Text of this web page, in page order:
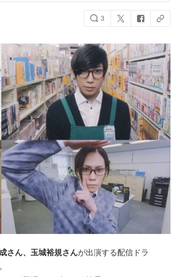
3
さん、玉城裕規さんが出演する配信ドラ